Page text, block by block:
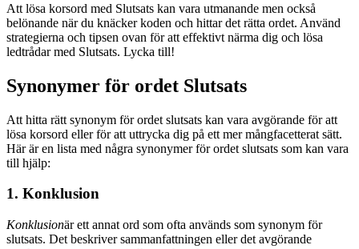
Att lösa korsord med Slutsats kan vara utmanande men också
belönande när du knäcker koden och hittar det rätta ordet. Använd
strategierna och tipsen ovan för att effektivt närma dig och lösa
ledtrådar med Slutsats. Lycka till!
Synonymer för ordet Slutsats
Att hitta rätt synonym för ordet slutsats kan vara avgörande för att
lösa korsord eller för att uttrycka dig på ett mer mångfacetterat sätt.
Här är en lista med några synonymer för ordet slutsats som kan vara
till hjälp:
1. Konklusion
Konklusionär ett annat ord som ofta används som synonym för
slutsats. Det beskriver sammanfattningen eller det avgörande